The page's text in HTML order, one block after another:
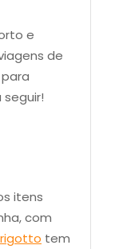
e
de
itens
com
tem